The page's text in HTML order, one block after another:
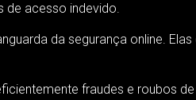
de acesso indevido.
da segurança online.
fraudes e roubos